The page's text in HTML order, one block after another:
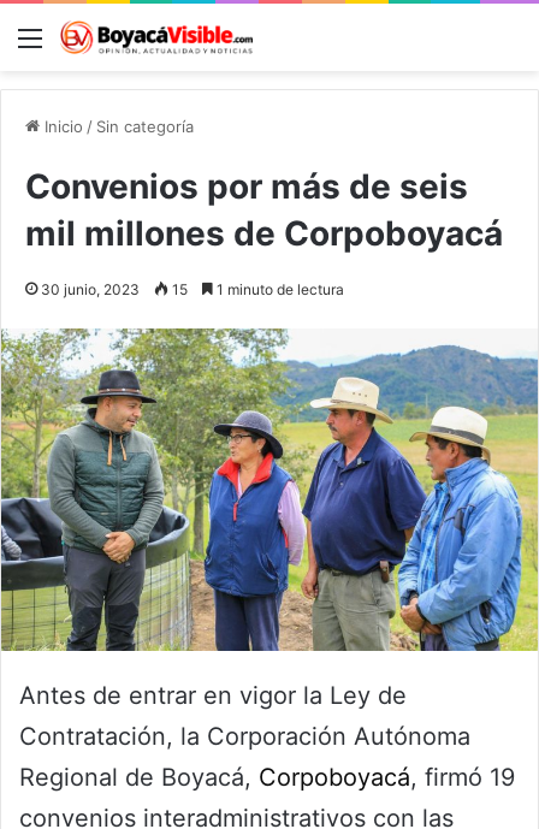
Menú
Inicio / Sin categoría
Convenios por más de seis
mil millones de Corpoboyacá
30 junio, 2023 15 1 minuto de lectura
Antes de entrar en vigor la Ley de
Contratación, la Corporación Autónoma
Regional de Boyacá, Corpoboyacá, firmó 19
convenios interadministrativos con las